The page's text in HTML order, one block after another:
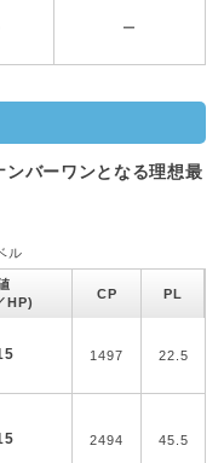
ー
ンバーワンとなる理想最
ル
HP)
CP PL
1497 22.5
2494 45.5